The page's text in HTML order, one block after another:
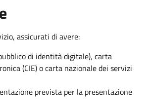
assicurati di avere:
di identità digitale), carta
(CIE) o carta nazionale dei servizi
prevista per la presentazione